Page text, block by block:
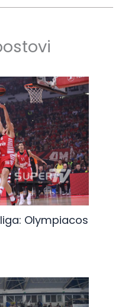
Olympiacos